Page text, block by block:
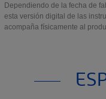
Dependiendo de la fecha de
esta versión digital de las
acompaña físicamente al